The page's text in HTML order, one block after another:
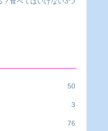
50
3
76